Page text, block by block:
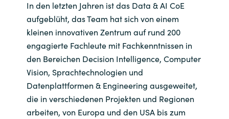
Singapore
Spain
Sri Lanka
Sweden
Switzerland
In den letzten Jahren ist das Data & AI CoE
aufgeblüht, das Team hat sich von einem
kleinen innovativen Zentrum auf rund 200
engagierte Fachleute mit Fachkenntnissen in
den Bereichen Decision Intelligence, Computer
Vision, Sprachtechnologien und
Datenplattformen & Engineering ausgeweitet,
die in verschiedenen Projekten und Regionen
arbeiten, von Europa und den USA bis zum